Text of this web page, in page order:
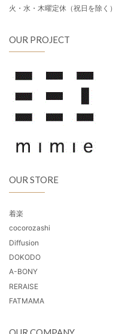
火・水・木曜定休（祝日を除く）
OUR PROJECT
OUR STORE
着楽
cocorozashi
Diffusion
DOKODO
A-BONY
RERAISE
FATMAMA